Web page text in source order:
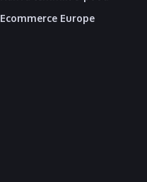
Ecommerce Europe